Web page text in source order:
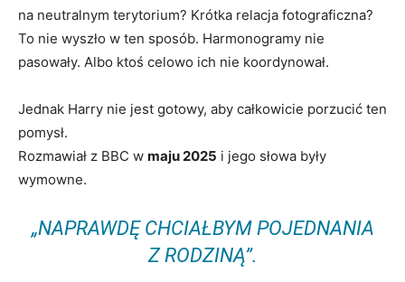
na neutralnym terytorium? Krótka relacja fotograficzna?
To nie wyszło w ten sposób. Harmonogramy nie
pasowały. Albo ktoś celowo ich nie koordynował.
Jednak Harry nie jest gotowy, aby całkowicie porzucić ten
pomysł.
Rozmawiał z BBC w maju 2025 i jego słowa były
wymowne.
„NAPRAWDĘ CHCIAŁBYM POJEDNANIA
Z RODZINĄ”.